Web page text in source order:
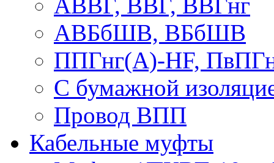
АВВГ, ВВГ, ВВГнг
АВБбШВ, ВБбШВ
ППГнг(А)-HF,
С бумажной
Провод ВПП
Кабельные муфты